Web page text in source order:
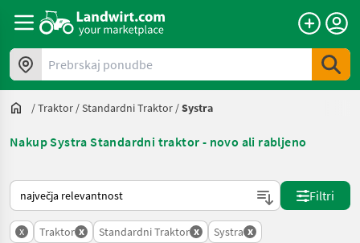
Prebrskaj ponudbe
/Traktor /Standardni Traktor /Systra
Nakup Systra Standardni traktor - novo ali rabljeno
Tako je razvrščeno na Landwirt.com
Filtri
x Traktor x Standardni Traktor x Systra x